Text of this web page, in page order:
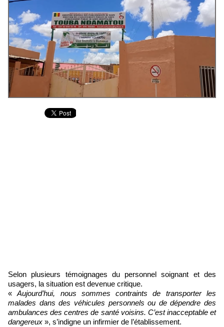
Selon plusieurs témoignages du personnel soignant et des
usagers, la situation est devenue critique.
«Aujourd’hui, nous sommes contraints de transporter les
malades dans des véhicules personnels ou de dépendre des
ambulances des centres de santé voisins. C’est inacceptable et
dangereux », s’indigne un infirmier de l’établissement.